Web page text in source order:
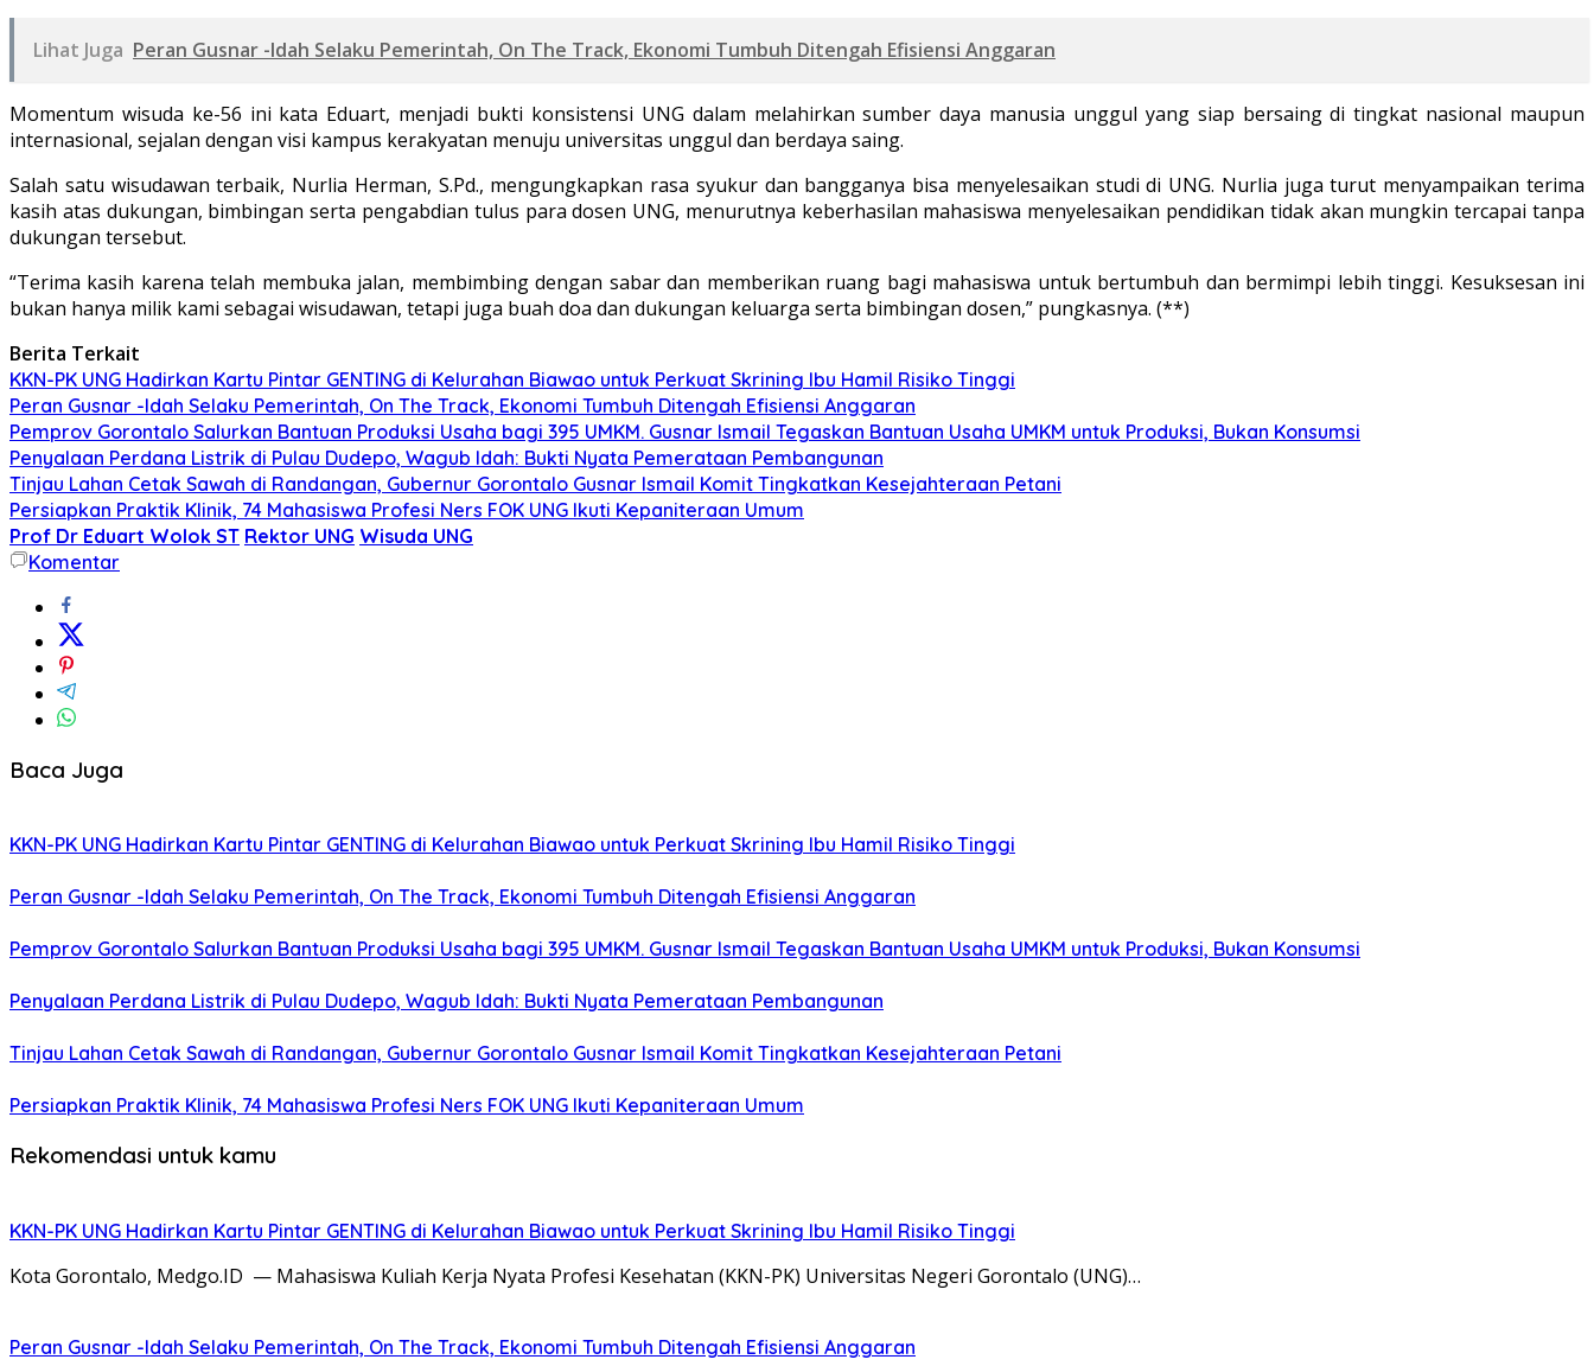
Lihat Juga Peran Gusnar -Idah Selaku Pemerintah, On The Track, Ekonomi Tumbuh Ditengah Efisiensi Anggaran
Momentum wisuda ke-56 ini kata Eduart, menjadi bukti konsistensi UNG dalam melahirkan sumber daya manusia unggul yang siap bersaing di tingkat nasional maupun
internasional, sejalan dengan visi kampus kerakyatan menuju universitas unggul dan berdaya saing.
Salah satu wisudawan terbaik, Nurlia Herman, S.Pd., mengungkapkan rasa syukur dan bangganya bisa menyelesaikan studi di UNG. Nurlia juga turut menyampaikan terima
kasih atas dukungan, bimbingan serta pengabdian tulus para dosen UNG, menurutnya keberhasilan mahasiswa menyelesaikan pendidikan tidak akan mungkin tercapai tanpa
dukungan tersebut.
“Terima kasih karena telah membuka jalan, membimbing dengan sabar dan memberikan ruang bagi mahasiswa untuk bertumbuh dan bermimpi lebih tinggi. Kesuksesan ini
bukan hanya milik kami sebagai wisudawan, tetapi juga buah doa dan dukungan keluarga serta bimbingan dosen,” pungkasnya. (**)
Berita Terkait
KKN-PK UNG Hadirkan Kartu Pintar GENTING di Kelurahan Biawao untuk Perkuat Skrining Ibu Hamil Risiko Tinggi
Peran Gusnar -Idah Selaku Pemerintah, On The Track, Ekonomi Tumbuh Ditengah Efisiensi Anggaran
Pemprov Gorontalo Salurkan Bantuan Produksi Usaha bagi 395 UMKM. Gusnar Ismail Tegaskan Bantuan Usaha UMKM untuk Produksi, Bukan Konsumsi
Penyalaan Perdana Listrik di Pulau Dudepo, Wagub Idah: Bukti Nyata Pemerataan Pembangunan
Tinjau Lahan Cetak Sawah di Randangan, Gubernur Gorontalo Gusnar Ismail Komit Tingkatkan Kesejahteraan Petani
Persiapkan Praktik Klinik, 74 Mahasiswa Profesi Ners FOK UNG Ikuti Kepaniteraan Umum
Prof Dr Eduart Wolok ST Rektor UNG Wisuda UNG
Komentar
Baca Juga
KKN-PK UNG Hadirkan Kartu Pintar GENTING di Kelurahan Biawao untuk Perkuat Skrining Ibu Hamil Risiko Tinggi
Peran Gusnar -Idah Selaku Pemerintah, On The Track, Ekonomi Tumbuh Ditengah Efisiensi Anggaran
Pemprov Gorontalo Salurkan Bantuan Produksi Usaha bagi 395 UMKM. Gusnar Ismail Tegaskan Bantuan Usaha UMKM untuk Produksi, Bukan Konsumsi
Penyalaan Perdana Listrik di Pulau Dudepo, Wagub Idah: Bukti Nyata Pemerataan Pembangunan
Tinjau Lahan Cetak Sawah di Randangan, Gubernur Gorontalo Gusnar Ismail Komit Tingkatkan Kesejahteraan Petani
Persiapkan Praktik Klinik, 74 Mahasiswa Profesi Ners FOK UNG Ikuti Kepaniteraan Umum
Rekomendasi untuk kamu
KKN-PK UNG Hadirkan Kartu Pintar GENTING di Kelurahan Biawao untuk Perkuat Skrining Ibu Hamil Risiko Tinggi
Kota Gorontalo, Medgo.ID — Mahasiswa Kuliah Kerja Nyata Profesi Kesehatan (KKN-PK) Universitas Negeri Gorontalo (UNG)…
Peran Gusnar -Idah Selaku Pemerintah, On The Track, Ekonomi Tumbuh Ditengah Efisiensi Anggaran